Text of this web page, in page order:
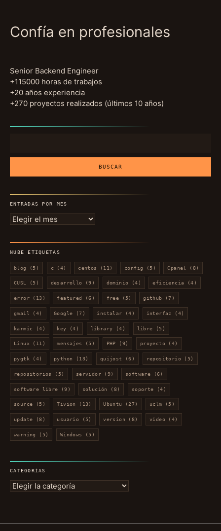
Confía en profesionales
Senior Backend Engineer
+115000 horas de trabajos
+20 años experiencia
+270 proyectos realizados (últimos 10 años)
ENTRADAS POR MES
Entradas
mes
NUBE ETIQUETAS
blog (5) c (4) centos (11) config (5) Cpanel (8)
CUSL (5) desarrollo (9) dominio (4) eficiencia (4)
error(13) featured (6) free (5) github (7)
gmail (4) Google (7) instalar (4) interfaz (4)
karmic (4) key (4) library (4) libre (5)
Linux(11) mensajes (5) PHP (9) proyecto (4)
pygtk (4) python (13) quijost (6) repositorio (5)
repositorios (5) servidor(9) software (6)
software libre (9) solución (8) soporte (4)
source (5) Tivion (13) Ubuntu (27) uclm (5)
update (8) usuario (5) version (8) video (4)
warning (5) Windows (5)
CATEGORÍAS